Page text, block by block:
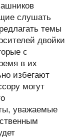
слушать
темы
двойки
с
в их
избегают
могут
уважаемые